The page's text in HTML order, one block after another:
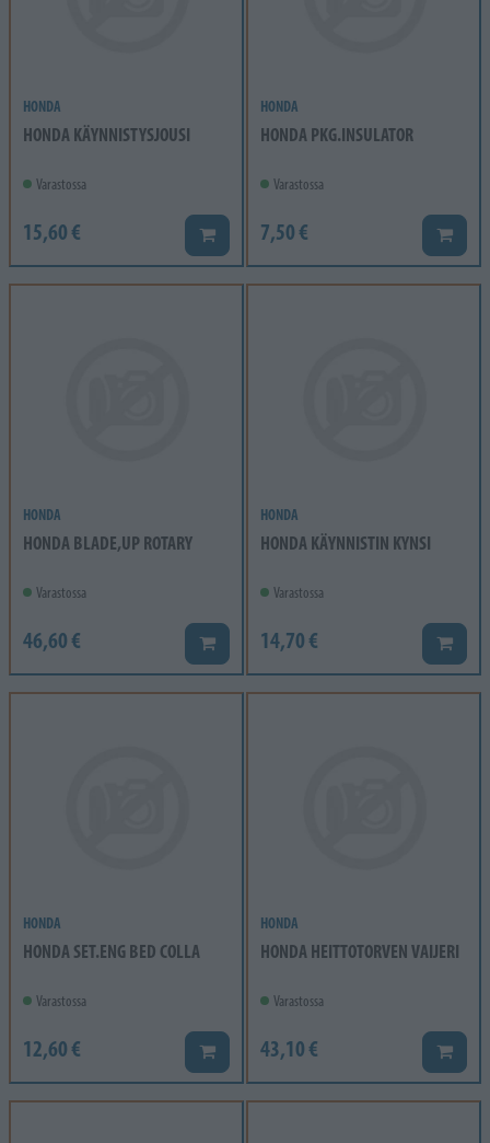
HONDA
HONDA KÄYNNISTYSJOUSI
Varastossa
15,60 € Lisää koriin
HONDA
HONDA PKG.INSULATOR
Varastossa
7,50 € Lisää
HONDA
HONDA BLADE,UP ROTARY
Varastossa
46,60 € Lisää koriin
HONDA
HONDA KÄYNNISTIN KYNSI
Varastossa
14,70 € Lisää
HONDA
HONDA SET.ENG BED COLLA
Varastossa
12,60 € Lisää koriin
HONDA
HONDA HEITTOTORVEN VAIJERI
Varastossa
43,10 € Lisää